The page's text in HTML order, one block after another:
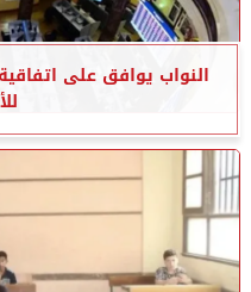
النواب يوافق على